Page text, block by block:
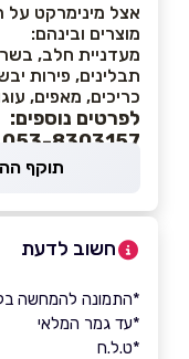
אצל מינימרקט על
מוצרים ובינהם:
מעדניית חלב,
תבלינים, פירות
כריכים, מאפים,
לפרטים נוספים:
053-8303157
תוקף ההטבה
חשוב לדעת
*התמונה להמחשה
*עד גמר המלאי
*ט.ל.ח